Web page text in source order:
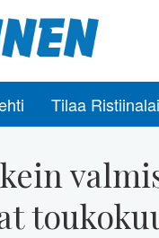
Tilaa